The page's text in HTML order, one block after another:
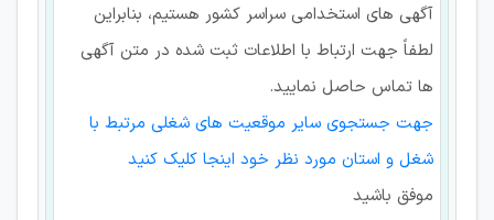
آگهی های استخدامی سراسر کشور هستیم، بنابراین
لطفاً جهت ارتباط با اطلاعات ثبت شده در متن آگهی
ها تماس حاصل نمایید.
جهت جستجوی سایر موقعیت های شغلی مرتبط با
شغل و استان مورد نظر خود اینجا کلیک کنید
موفق باشید